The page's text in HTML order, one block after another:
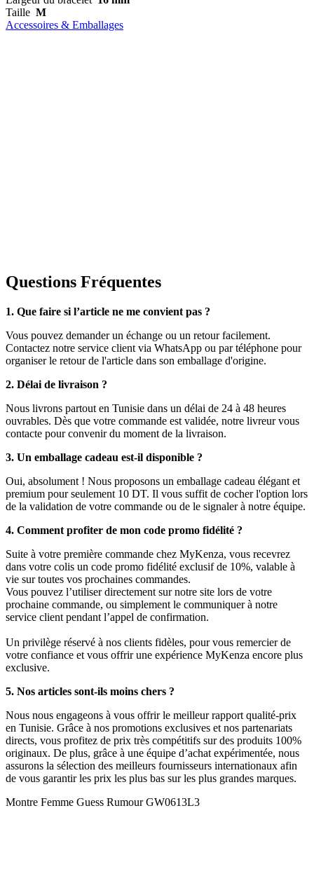
Taille M
Accessoires & Emballages
Questions Fréquentes
1. Que faire si l’article ne me convient pas ?
Vous pouvez demander un échange ou un retour facilement.
Contactez notre service client via WhatsApp ou par téléphone pour
organiser le retour de l'article dans son emballage d'origine.
2. Délai de livraison ?
Nous livrons partout en Tunisie dans un délai de 24 à 48 heures
ouvrables. Dès que votre commande est validée, notre livreur vous
contacte pour convenir du moment de la livraison.
3. Un emballage cadeau est-il disponible ?
Oui, absolument ! Nous proposons un emballage cadeau élégant et
premium pour seulement 10 DT. Il vous suffit de cocher l'option lors
de la validation de votre commande ou de le signaler à notre équipe.
4. Comment profiter de mon code promo fidélité ?
Suite à votre première commande chez MyKenza, vous recevrez
dans votre colis un code promo fidélité exclusif de 10%, valable à
vie sur toutes vos prochaines commandes.
Vous pouvez l’utiliser directement sur notre site lors de votre
prochaine commande, ou simplement le communiquer à notre
service client pendant l’appel de confirmation.
Un privilège réservé à nos clients fidèles, pour vous remercier de
votre confiance et vous offrir une expérience MyKenza encore plus
exclusive.
5. Nos articles sont-ils moins chers ?
Nous nous engageons à vous offrir le meilleur rapport qualité-prix
en Tunisie. Grâce à nos promotions exclusives et nos partenariats
directs, vous profitez de prix très compétitifs sur des produits 100%
originaux. De plus, grâce à une équipe d’achat expérimentée, nous
assurons la sélection des meilleurs fournisseurs internationaux afin
de vous garantir les prix les plus bas sur les plus grandes marques.
Montre Femme Guess Rumour GW0613L3